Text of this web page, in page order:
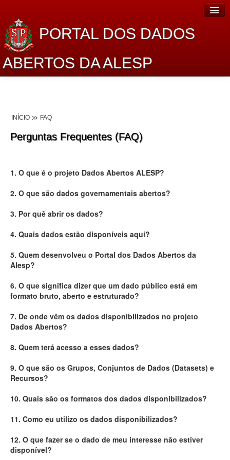
PORTAL DOS DADOS
ABERTOS DA ALESP
Lei de Acesso à Informação
Administração
Legislação
Perguntas frequentes
Contato
INÍCIO FAQ
Perguntas Frequentes (FAQ)
1. O que é o projeto Dados Abertos ALESP?
2. O que são dados governamentais abertos?
3. Por quê abrir os dados?
4. Quais dados estão disponíveis aqui?
5. Quem desenvolveu o Portal dos Dados Abertos da
Alesp?
6. O que significa dizer que um dado público está em
formato bruto, aberto e estruturado?
7. De onde vêm os dados disponibilizados no projeto
Dados Abertos?
8. Quem terá acesso a esses dados?
9. O que são os Grupos, Conjuntos de Dados (Datasets) e
Recursos?
10. Quais são os formatos dos dados disponibilizados?
11. Como eu utilizo os dados disponibilizados?
12. O que fazer se o dado de meu interesse não estiver
disponível?